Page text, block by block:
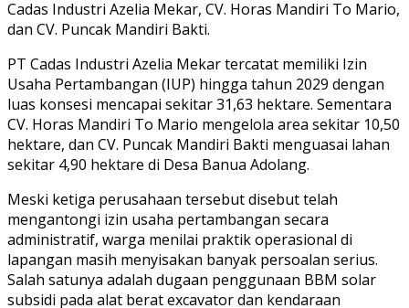
Cadas Industri Azelia Mekar, CV. Horas Mandiri To Mario,
dan CV. Puncak Mandiri Bakti.
PT Cadas Industri Azelia Mekar tercatat memiliki Izin
Usaha Pertambangan (IUP) hingga tahun 2029 dengan
luas konsesi mencapai sekitar 31,63 hektare. Sementara
CV. Horas Mandiri To Mario mengelola area sekitar 10,50
hektare, dan CV. Puncak Mandiri Bakti menguasai lahan
sekitar 4,90 hektare di Desa Banua Adolang.
Meski ketiga perusahaan tersebut disebut telah
mengantongi izin usaha pertambangan secara
administratif, warga menilai praktik operasional di
lapangan masih menyisakan banyak persoalan serius.
Salah satunya adalah dugaan penggunaan BBM solar
subsidi pada alat berat excavator dan kendaraan